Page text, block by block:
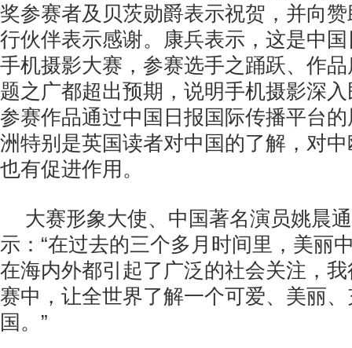
奖参赛者及贝茨勋爵表示祝贺，并向
行伙伴表示感谢。康兵表示，这是中
手机摄影大赛，参赛选手之踊跃、作
题之广都超出预期，说明手机摄影深
参赛作品通过中国日报国际传播平台
洲特别是英国读者对中国的了解，对
也有促进作用。
大赛形象大使、中国著名演员姚晨
示：“在过去的三个多月时间里，美丽
在海内外都引起了广泛的社会关注，
赛中，让全世界了解一个可爱、美丽
国。”